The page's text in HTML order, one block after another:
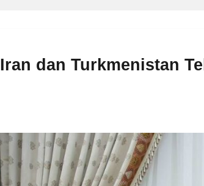
Iran dan Turkmenistan